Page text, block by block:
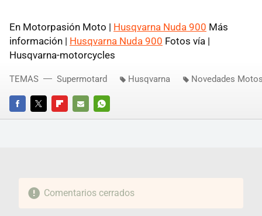
En Motorpasión Moto | Husqvarna Nuda 900 Más
información | Husqvarna Nuda 900 Fotos vía |
Husqvarna-motorcycles
FACEBOOKTWITTERFLIPBOARD
E-
WHATSAPP
TEMAS Supermotard Husqvarna Novedades
Comentarios cerrados